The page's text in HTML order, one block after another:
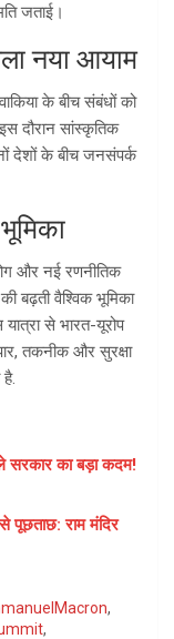
जताई।
नया आयाम
के बीच संबंधों को
दौरान सांस्कृतिक
देशों के बीच जनसंपर्क
और नई रणनीतिक
बढ़ती वैश्विक भूमिका
से भारत-यूरोप
तकनीक और सुरक्षा
सरकार का बड़ा कदम!
पूछताछ: राम मंदिर
,
,